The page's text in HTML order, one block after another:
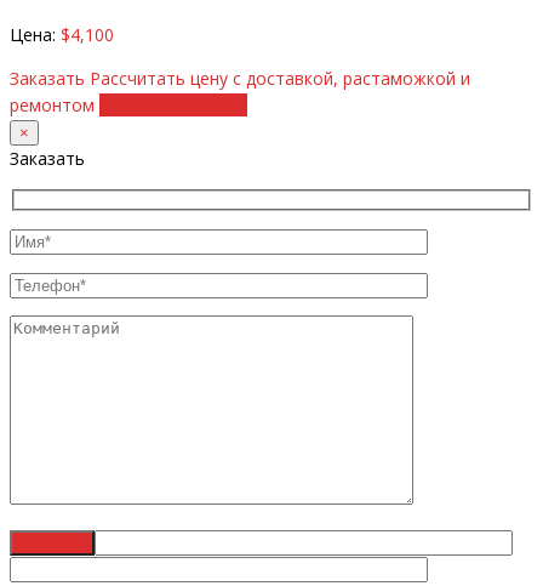
Цена: $4,100
Заказать Рассчитать цену с доставкой, растаможкой и
ремонтом
×
Заказать